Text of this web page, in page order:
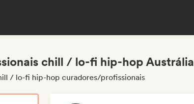
chill / lo-fi hip-hop Austrália
/ lo-fi hip-hop curadores/profissionais